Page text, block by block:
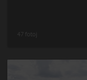
47 fotoj